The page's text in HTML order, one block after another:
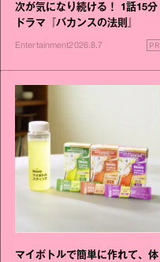
次が気になり続ける！ 1話15分
ドラマ『バカンスの法則』
Entertainment2026.8.7 PR
マイボトルで簡単に作れて、体